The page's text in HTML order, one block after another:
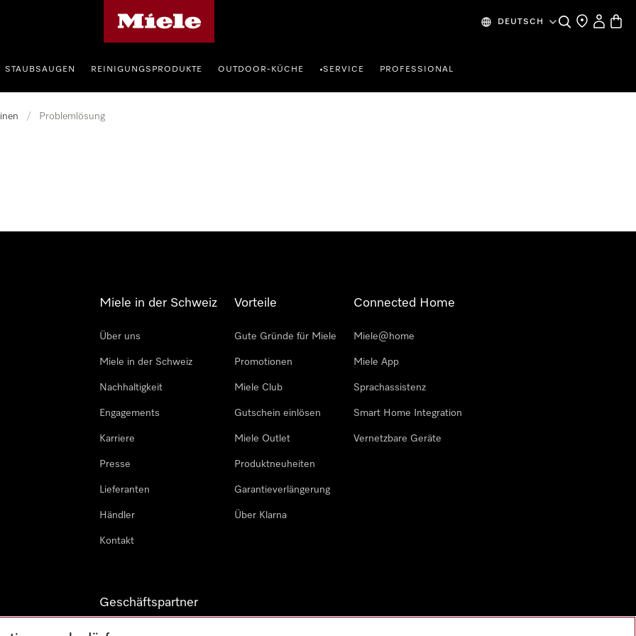
DEUTSCH SucheHändlersuche
Mein
STAUBSAUGEN REINIGUNGSPRODUKTE OUTDOOR-KÜCHE •SERVICE PROFESSIONAL
/ Problemlösung
Miele in der Schweiz
Über uns
Miele in der Schweiz
Nachhaltigkeit
Engagements
Karriere
Presse
Lieferanten
Händler
Kontakt
Vorteile
Gute Gründe für Miele
Promotionen
Miele Club
Gutschein einlösen
Miele Outlet
Produktneuheiten
Garantieverlängerung
Über Klarna
Connected Home
Miele@home
Miele App
Sprachassistenz
Smart Home Integration
Vernetzbare Geräte
Geschäftspartner